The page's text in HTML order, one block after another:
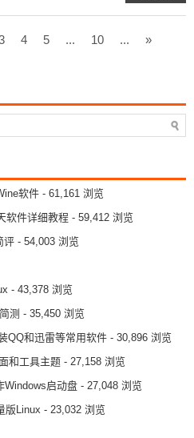
4 5 ... 10 ...
»
软件 - 61,161 浏览
软件详细教程 - 59,412 浏览
评 - 54,003 浏览
- 43,378 浏览
测 - 35,450 浏览
QQ和迅雷等常用软件 - 30,896 浏览
和工具主题 - 27,158 浏览
Windows启动盘 - 27,048 浏览
版Linux - 23,032 浏览